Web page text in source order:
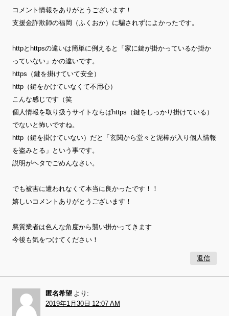
コメント情報をありがとうございます！
支援金詐欺師の福岡（ふくおか）に騙されずによかったです。
httpとhttpsの違いは簡単に例えると「家に鍵が掛かっているか掛か
っていない」かの違いです。
https（鍵を掛けていて安全）
http（鍵をかけていなくて不用心）
こんな感じです（笑
個人情報を取り扱うサイトならばhttps（鍵をしっかり掛けている）
でないと怖いですね。
http（鍵を掛けていない）だと「玄関から堂々と泥棒が入り個人情報
を盗みとる」という事です。
説明がヘタでごめんなさい。
でも被害に遭われなくて本当に良かったです！！
嬉しいコメントありがとうございます！
悪質業者は色んな角度から襲い掛かってきます
今後も気をつけてください！
返信
匿名希望 より:
2019年1月30日 12:07 AM